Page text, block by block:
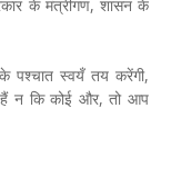
के मंत्रीगण, शासन के
पश्चात स्वयँ तय करेंगी,
हैं न कि कोई और, तो आप